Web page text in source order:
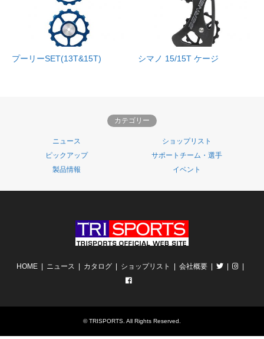
プーリーSET(13T&15T) シマノ 15/15T ケージ
カテゴリー
ニュース
ショップリスト
ピックアップ
サポートチーム・選手
製品情報
イベント
HOME ニュース カタログ ショップリスト 会社概要
©TRISPORTS. All Rights Reserved.